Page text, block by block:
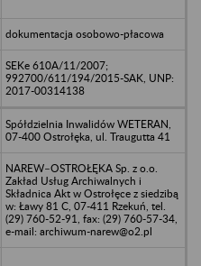
dokumentacja osobowo-płacowa
SEKe 610A/11/2007;
992700/611/194/2015-SAK, UNP:
2017-00314138
Spółdzielnia Inwalidów WETERAN,
07-400 Ostrołęka, ul. Traugutta 41
NAREW–OSTROŁĘKA Sp. z o.o.
Zakład Usług Archiwalnych i
Składnica Akt w Ostrołęce z siedzibą
w: Ławy 81 C, 07-411 Rzekuń, tel.
(29) 760-52-91, fax: (29) 760-57-34,
e-mail: archiwum-narew@o2.pl